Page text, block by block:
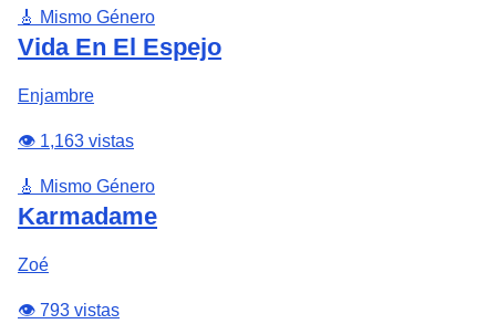
🎸 Mismo Género
Vida En El Espejo
Enjambre
👁️ 1,163 vistas
🎸 Mismo Género
Karmadame
Zoé
👁️ 793 vistas